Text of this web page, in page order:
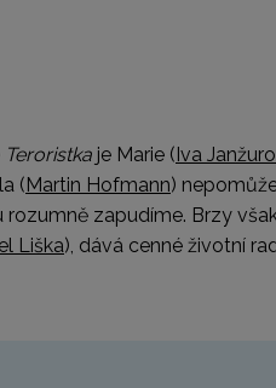
Teroristka je Marie (Iva
(Martin Hofmann)
zapudíme. Brzy
Liška), dává cenné životní